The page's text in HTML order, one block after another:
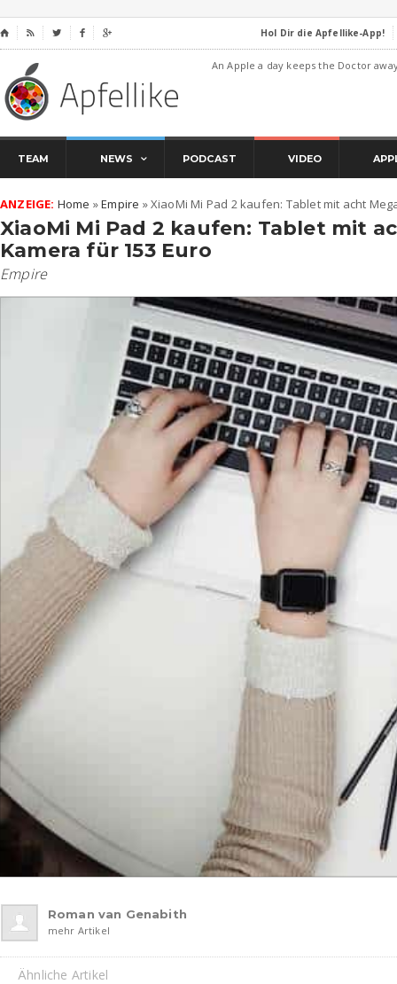
⌂     Hol Dir die Apfellike-App!
An Apple a day keeps the Doctor
TEAM NEWS PODCAST VIDEO
ANZEIGE: Home »Empire »XiaoMi Mi Pad 2 kaufen: Tablet mit acht
XiaoMi Mi Pad 2 kaufen: Tablet mit
Kamera für 153 Euro
Empire
Roman van Genabith
mehr Artikel
Ähnliche Artikel